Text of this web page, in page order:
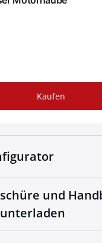
Kaufen
und